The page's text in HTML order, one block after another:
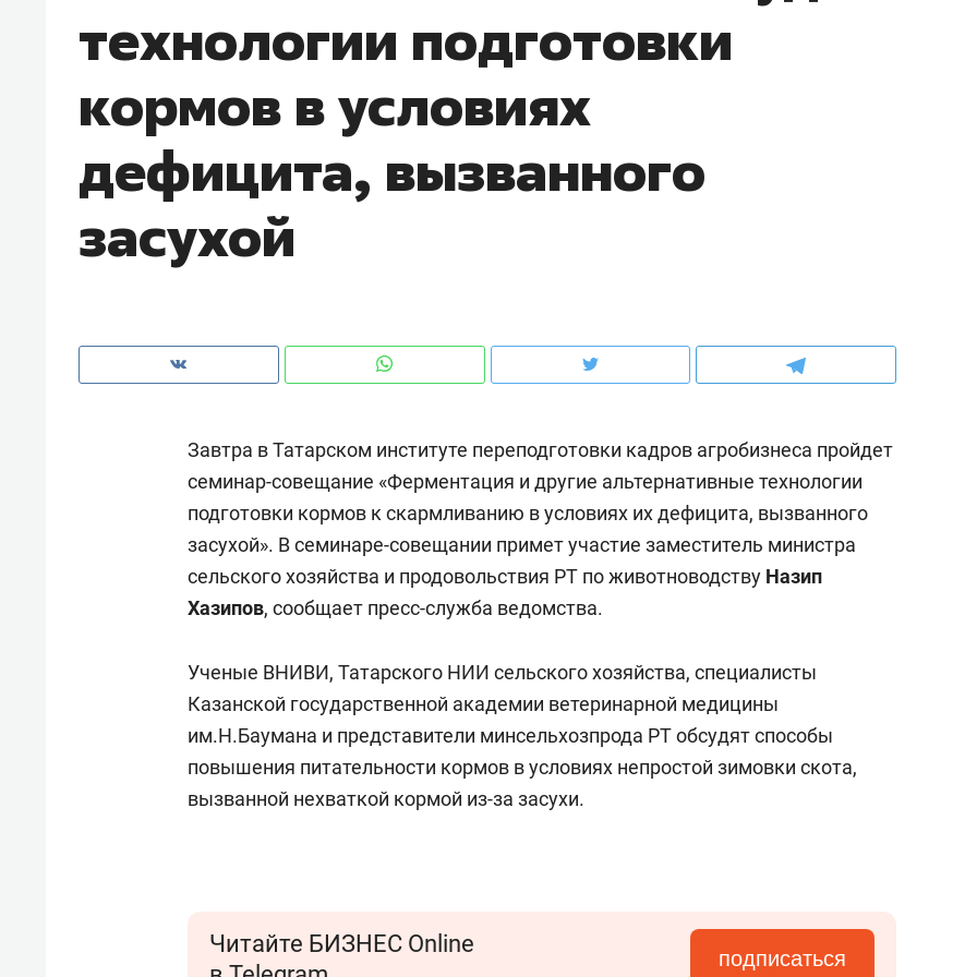
технологии подготовки
кормов в условиях
дефицита, вызванного
засухой
Завтра в Татарском институте переподготовки кадров агробизнеса пройдет
семинар-совещание «Ферментация и другие альтернативные технологии
подготовки кормов к скармливанию в условиях их дефицита, вызванного
засухой». В семинаре-совещании примет участие заместитель министра
сельского хозяйства и продовольствия РТ по животноводству Назип
Хазипов, сообщает пресс-служба ведомства.
Ученые ВНИВИ, Татарского НИИ сельского хозяйства, специалисты
Казанской государственной академии ветеринарной медицины
им.Н.Баумана и представители минсельхозпрода РТ обсудят способы
повышения питательности кормов в условиях непростой зимовки скота,
вызванной нехваткой кормой из-за засухи.
Читайте БИЗНЕС Online
подписаться
чем интересен Оман?
клиентах и чудных запросах мастеров
строят тишину в казанском
ЖК «Заря»
«Директорский невроз» –
когда человек не считает
стрессом»
Наседкина: «Ремонт
с мебелью за 2